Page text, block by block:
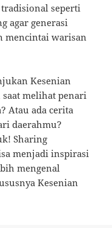
seperti
agar generasi
mencintai warisan
Kesenian
saat melihat penari
Atau ada cerita
daerahmu?
Sharing
menjadi inspirasi
mengenal
Kesenian